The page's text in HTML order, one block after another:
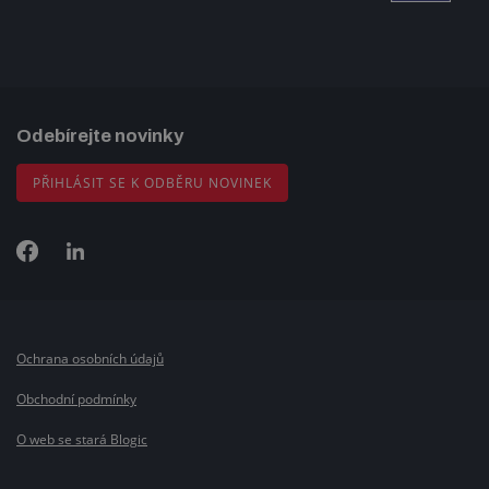
Odebírejte novinky
PŘIHLÁSIT SE K ODBĚRU NOVINEK
Ochrana osobních údajů
Obchodní podmínky
O web se stará Blogic